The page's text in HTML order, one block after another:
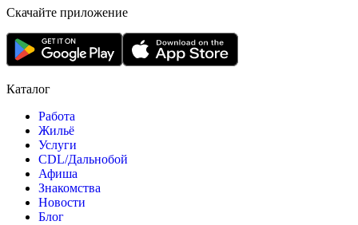
Скачайте приложение
Каталог
Работа
Жильё
Услуги
CDL/Дальнобой
Афиша
Знакомства
Новости
Блог